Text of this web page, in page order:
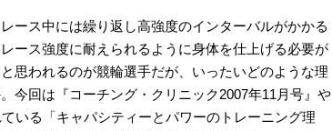
ース中には繰り返し高強度のインターバルがかかる
ース強度に耐えられるように身体を仕上げる必要が
思われるのが競輪選手だが、いったいどのような理
今回は『コーチング・クリニック2007年11月号』や
いる「キャパシティーとパワーのトレーニング理